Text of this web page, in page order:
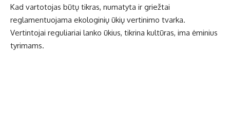
Kad vartotojas būtų tikras, numatyta ir griežtai
reglamentuojama ekologinių ūkių vertinimo tvarka.
Vertintojai reguliariai lanko ūkius, tikrina kultūras, ima ėminius
tyrimams.